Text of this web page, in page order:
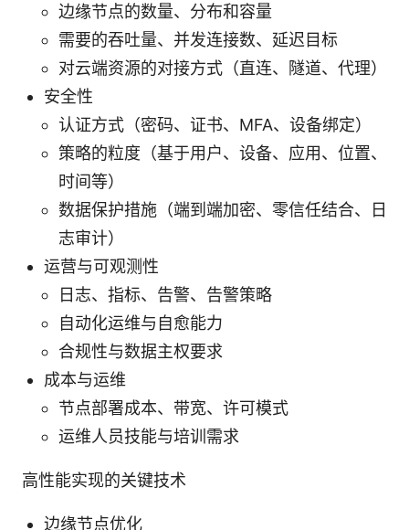
边缘节点的数量、分布和容量
需要的吞吐量、并发连接数、延迟目标
对云端资源的对接方式（直连、隧道、代理）
安全性
认证方式（密码、证书、MFA、设备绑定）
策略的粒度（基于用户、设备、应用、位置、
时间等）
数据保护措施（端到端加密、零信任结合、日
志审计）
运营与可观测性
日志、指标、告警、告警策略
自动化运维与自愈能力
合规性与数据主权要求
成本与运维
节点部署成本、带宽、许可模式
运维人员技能与培训需求
高性能实现的关键技术
边缘节点优化